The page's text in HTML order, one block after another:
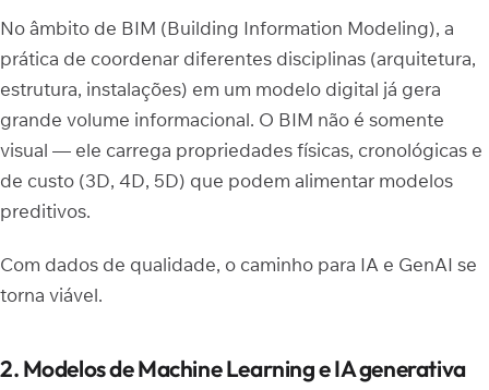
No âmbito de BIM (Building Information Modeling), a
prática de coordenar diferentes disciplinas (arquitetura,
estrutura, instalações) em um modelo digital já gera
grande volume informacional. O BIM não é somente
visual — ele carrega propriedades físicas, cronológicas e
de custo (3D, 4D, 5D) que podem alimentar modelos
preditivos.
Com dados de qualidade, o caminho para IA e GenAI se
torna viável.
2. Modelos de Machine Learning e IA generativa